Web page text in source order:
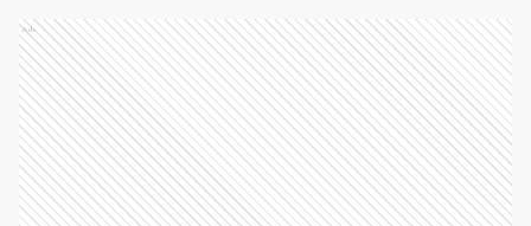
Ads